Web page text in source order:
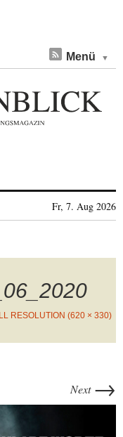
Menü
Fr, 7. Aug 2026
RESOLUTION (620 × 330)
Next →